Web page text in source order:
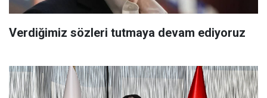
Verdiğimiz sözleri tutmaya devam ediyoruz